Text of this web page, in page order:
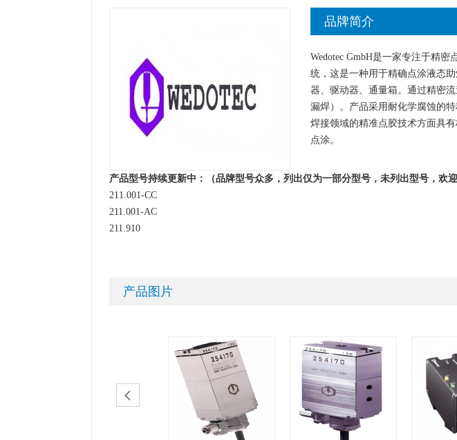
品牌简介
Wedotec GmbH是一家专注于精
统，这是一种用于精确点涂液态
器、驱动器、通量箱。通过精密
漏焊）。产品采用耐化学腐蚀的
焊接领域的精准点胶技术方面具
点涂。
产品型号持续更新中：（品牌型号众多，列出仅为一部分型号，未列出型号，欢迎
211.001-CC
211.001-AC
211.910
产品图片